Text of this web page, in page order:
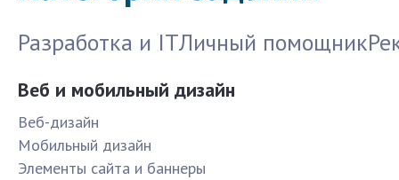
Разработка и ITЛичный помощник
Веб и мобильный дизайн
Веб-дизайн
Мобильный дизайн
Элементы сайта и баннеры